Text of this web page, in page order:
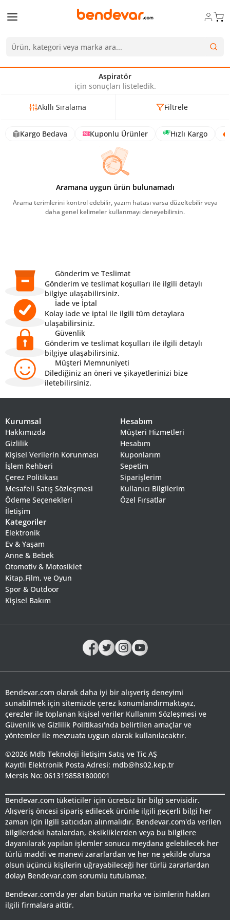
Aspiratör
için sonuçları listeledik.
Akıllı Sıralama Filtrele
Kargo Bedava Kuponlu Ürünler Hızlı Kargo
Aramana uygun ürün bulunamadı
Arama terimlerini kontrol edebilir, yazım hatası varsa düzeltebilir veya
daha genel kelimeler kullanmayı deneyebilirsin.
Gönderim ve Teslimat
Gönderim ve teslimat koşulları ile ilgili detaylı
bilgiye ulaşabilirsiniz.
İade ve İptal
Kolay iade ve iptal ile ilgili tüm detaylara
ulaşabilirsiniz.
Güvenlik
Gönderim ve teslimat koşulları ile ilgili detaylı
bilgiye ulaşabilirsiniz.
Müşteri Memnuniyeti
Dilediğiniz an öneri ve şikayetlerinizi bize
iletebilirsiniz.
Kurumsal
Hakkımızda
Gizlilik
Kişisel Verilerin Korunması
İşlem Rehberi
Çerez Politikası
Mesafeli Satış Sözleşmesi
Ödeme Seçenekleri
İletişim
Hesabım
Müşteri Hizmetleri
Hesabım
Kuponlarım
Sepetim
Siparişlerim
Kullanıcı Bilgilerim
Özel Fırsatlar
Kategoriler
Elektronik
Ev & Yaşam
Anne & Bebek
Otomotiv & Motosiklet
Kitap,Film, ve Oyun
Spor & Outdoor
Kişisel Bakım
Bendevar.com olarak daha iyi bir alışveriş deneyimi
sunabilmek için sitemizde çerez konumlandırmaktayız,
çerezler ile toplanan kişisel veriler Kullanım Sözleşmesi ve
Güvenlik ve Gizlilik Politikası'nda belirtilen amaçlar ve
yöntemler ile mevzuata uygun olarak kullanılacaktır.
©2026 Mdb Teknoloji İletişim Satış ve Tic AŞ
Kayıtlı Elektronik Posta Adresi: mdb@hs02.kep.tr
Mersis No: 0613198581800001
Bendevar.com tüketiciler için ücretsiz bir bilgi servisidir.
Alışveriş öncesi sipariş edilecek ürünle ilgili geçerli bilgi her
zaman için ilgili satıcıdan alınmalıdır. Bendevar.com'da verilen
bilgilerdeki hatalardan, eksikliklerden veya bu bilgilere
dayanılarak yapılan işlemler sonucu meydana gelebilecek her
türlü maddi ve manevi zararlardan ve her ne şekilde olursa
olsun üçüncü kişilerin uğrayabileceği her türlü zararlardan
dolayı Bendevar.com sorumlu tutulamaz.
Bendevar.com'da yer alan bütün marka ve isimlerin hakları
ilgili firmalara aittir.